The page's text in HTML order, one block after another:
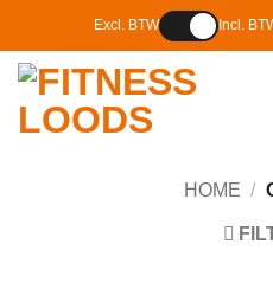
inhoud
Excl. BTW Incl.
HOME /